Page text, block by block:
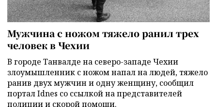
Мужчина с ножом тяжело ранил трех
человек в Чехии
В городе Танвалде на северо-западе Чехии
злоумышленник с ножом напал на людей, тяжело
ранив двух мужчин и одну женщину, сообщил
портал Idnes со ссылкой на представителей
полиции и скорой помощи.